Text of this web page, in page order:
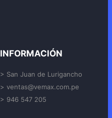
INFORMACIÓN
> San Juan de Lurigancho
> ventas@vemax.com.pe
> 946 547 205